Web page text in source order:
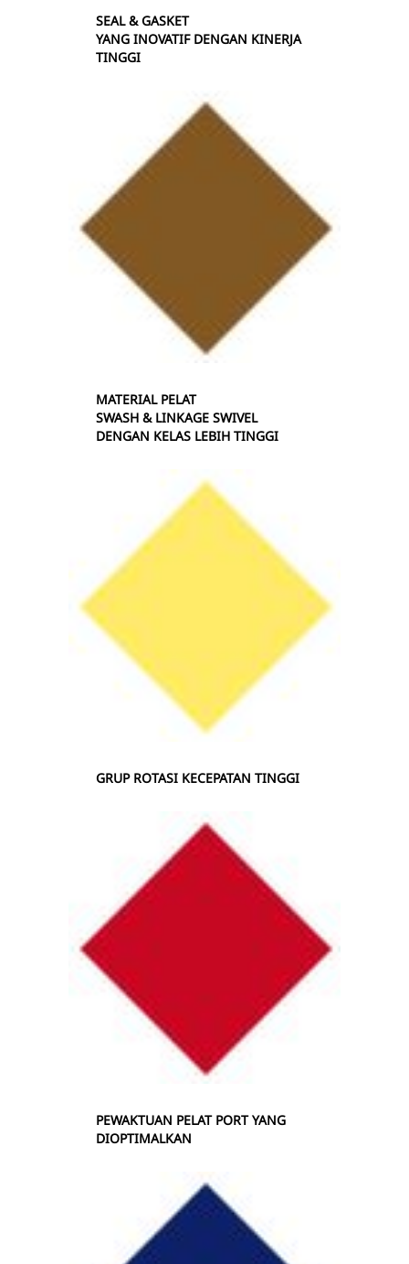
SEAL & GASKET
YANG INOVATIF DENGAN KINERJA
TINGGI
MATERIAL PELAT
SWASH & LINKAGE SWIVEL
DENGAN KELAS LEBIH TINGGI
GRUP ROTASI KECEPATAN TINGGI
PEWAKTUAN PELAT PORT YANG
DIOPTIMALKAN